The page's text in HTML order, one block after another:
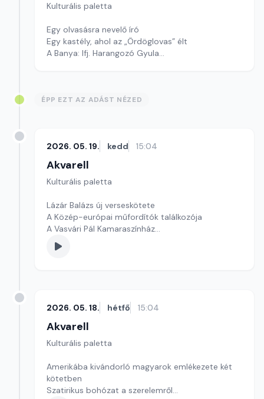
Kulturális paletta
Egy olvasásra nevelő író
Egy kastély, ahol az „Ördöglovas” élt
A Banya: Ifj. Harangozó Gyula
ÉPP EZT AZ ADÁST NÉZED
2026. 05. 19. kedd 15:04
Akvarell
Kulturális paletta
Lázár Balázs új verseskötete
A Közép-európai műfordítók találkozója
A Vasvári Pál Kamaraszínház
Szerkesztő: Tóth J. András
2026. 05. 18. hétfő 15:04
Akvarell
Kulturális paletta
Amerikába kivándorló magyarok emlékezete két
kötetben
Szatirikus bohózat a szerelemről